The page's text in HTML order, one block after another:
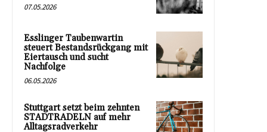
07.05.2026
Esslinger Taubenwartin
steuert Bestandsrückgang mit
Eiertausch und sucht
Nachfolge
06.05.2026
Stuttgart setzt beim zehnten
STADTRADELN auf mehr
Alltagsradverkehr